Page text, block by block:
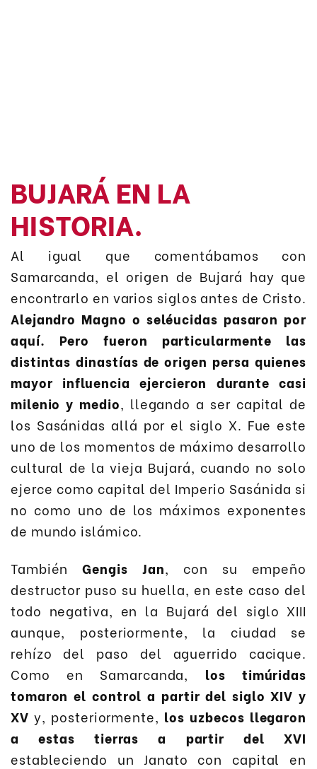
BUJARÁ EN LA
HISTORIA.
Al igual que comentábamos con
Samarcanda, el origen de Bujará hay que
encontrarlo en varios siglos antes de Cristo.
Alejandro Magno o seléucidas pasaron por
aquí. Pero fueron particularmente las
distintas dinastías de origen persa quienes
mayor influencia ejercieron durante casi
milenio y medio, llegando a ser capital de
los Sasánidas allá por el siglo X. Fue este
uno de los momentos de máximo desarrollo
cultural de la vieja Bujará, cuando no solo
ejerce como capital del Imperio Sasánida si
no como uno de los máximos exponentes
de mundo islámico.
TambiénGengis Jan, con su empeño
destructor puso su huella, en este caso del
todo negativa, en la Bujará del siglo XIII
aunque, posteriormente, la ciudad se
rehízo del paso del aguerrido cacique.
Como en Samarcanda, los timúridas
tomaron el control a partir del siglo XIV y
XV y, posteriormente, los uzbecos llegaron
a estas tierras a partir del XVI
estableciendo un Janato con capital en